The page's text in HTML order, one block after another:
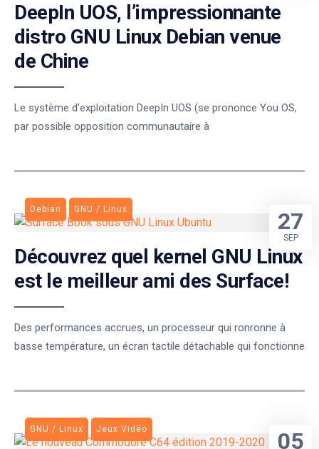
DeepIn UOS, l’impressionnante
distro GNU Linux Debian venue
de Chine
Le système d’exploitation DeepIn UOS (se prononce You OS,
par possible opposition communautaire à
Debian GNU / Linux
Découvrez quel kernel GNU Linux
est le meilleur ami des Surface!
Des performances accrues, un processeur qui ronronne à
basse température, un écran tactile détachable qui fonctionne
27
SEP
GNU / Linux Jeux Vidéo 05